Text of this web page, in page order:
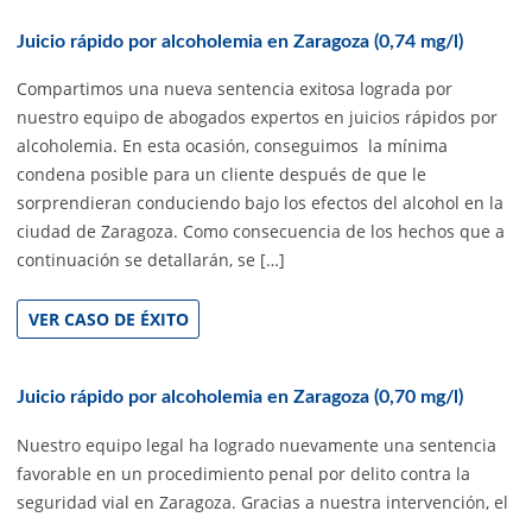
Juicio rápido por alcoholemia en Zaragoza (0,74 mg/l)
Compartimos una nueva sentencia exitosa lograda por
nuestro equipo de abogados expertos en juicios rápidos por
alcoholemia. En esta ocasión, conseguimos la mínima
condena posible para un cliente después de que le
sorprendieran conduciendo bajo los efectos del alcohol en la
ciudad de Zaragoza. Como consecuencia de los hechos que a
continuación se detallarán, se […]
VER CASO DE ÉXITO
Juicio rápido por alcoholemia en Zaragoza (0,70 mg/l)
Nuestro equipo legal ha logrado nuevamente una sentencia
favorable en un procedimiento penal por delito contra la
seguridad vial en Zaragoza. Gracias a nuestra intervención, el